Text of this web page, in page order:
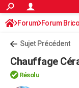
ACTUALITÉS
Politique
Société
Faits Divers
Education
Monde
Villes
+
Programme TV
TNTStreaming
Cinéma
Sorties cinéma
Musique
+FINANCE
Forum Forum
Chauffage électrique /
Sujet Précédent
Chauffage
Résolu